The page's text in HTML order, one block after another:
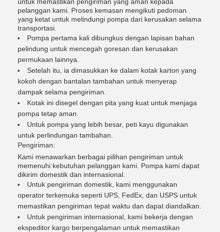
pelanggan kami. Proses kemasan mengikuti pedoman
yang ketat untuk melindungi pompa dari kerusakan selama
transportasi.
Pompa pertama kali dibungkus dengan lapisan bahan
pelindung untuk mencegah goresan dan kerusakan
permukaan lainnya.
Setelah itu, ia dimasukkan ke dalam kotak karton yang
kokoh dengan bantalan tambahan untuk menyerap
dampak selama pengiriman.
Kotak ini disegel dengan pita yang kuat untuk menjaga
pompa tetap aman.
Untuk pompa yang lebih besar, peti kayu digunakan
untuk perlindungan tambahan.
Pengiriman:
Kami menawarkan berbagai pilihan pengiriman untuk
memenuhi kebutuhan pelanggan kami. Pompa kami dapat
dikirim domestik dan internasional.
Untuk pengiriman domestik, kami menggunakan
operator terkemuka seperti UPS, FedEx, dan USPS untuk
memastikan pengiriman tepat waktu dan dapat diandalkan.
Untuk pengiriman internasional, kami bekerja dengan
ekspeditor kargo berpengalaman untuk memastikan